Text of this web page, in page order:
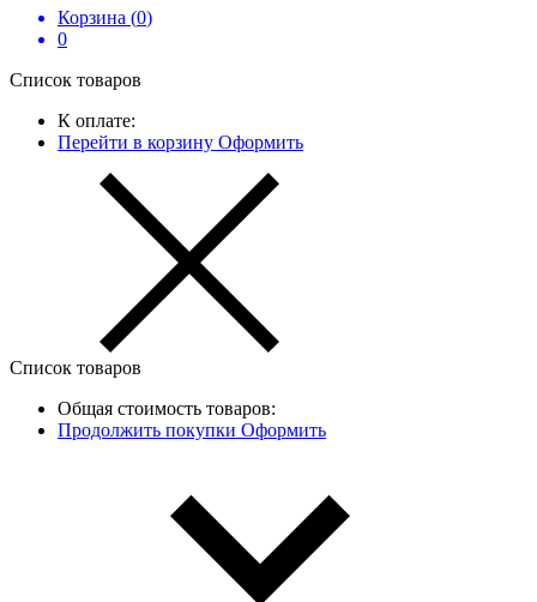
Корзина (0)
0
Список товаров
К оплате:
Перейти в корзину Оформить
Список товаров
Общая стоимость товаров:
Продолжить покупки Оформить